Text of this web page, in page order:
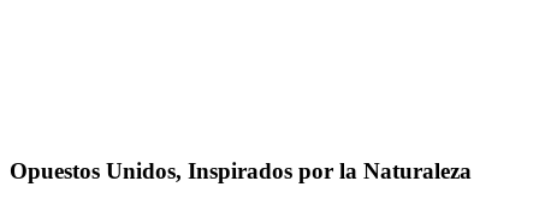
Opuestos Unidos, Inspirados por la Naturaleza